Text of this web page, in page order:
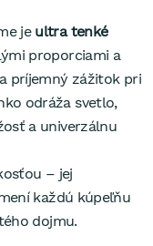
kvalitných
spracovanie.
záruka
je ultra tenké
proporciami a
príjemný zážitok pri
odráža svetlo,
a univerzálnu
– jej
každú kúpeľňu
dojmu.